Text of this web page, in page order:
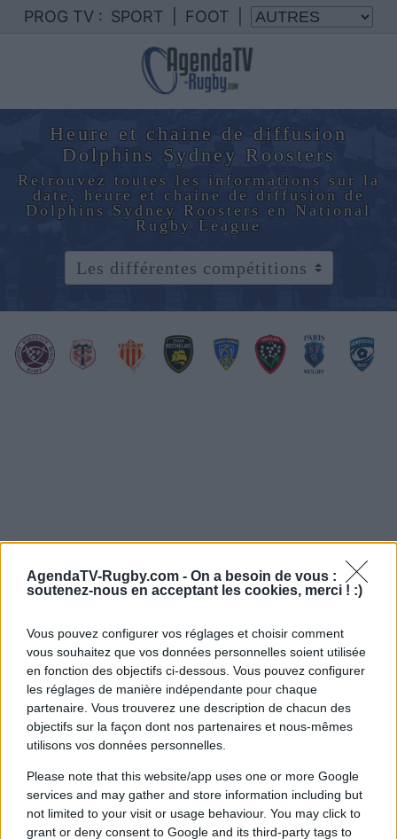
AgendaTV-Rugby.com - On a besoin de vous :
soutenez-nous en acceptant les cookies, merci ! :)
Vous pouvez configurer vos réglages et choisir comment
vous souhaitez que vos données personnelles soient utilisée
en fonction des objectifs ci-dessous. Vous pouvez configurer
les réglages de manière indépendante pour chaque
partenaire. Vous trouverez une description de chacun des
objectifs sur la façon dont nos partenaires et nous-mêmes
utilisons vos données personnelles.
Please note that this website/app uses one or more Google
services and may gather and store information including but
not limited to your visit or usage behaviour. You may click to
grant or deny consent to Google and its third-party tags to
PROG TV : SPORT FOOT
Heure et chaine de diffusion
Dolphins Sydney Roosters
Retrouvez toutes les informations sur la
date, heure et chaine de diffusion de
Dolphins Sydney Roosters en National
Rugby League
Programme TV Rugby >National Rugby League >